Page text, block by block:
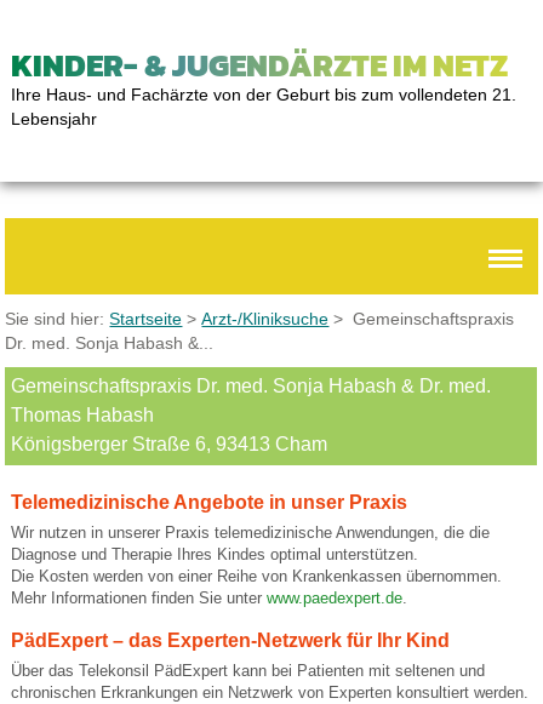
KINDER- & JUGENDÄRZTE IM NETZ
Ihre Haus- und Fachärzte von der Geburt bis zum vollendeten 21.
Lebensjahr
Sie sind hier:Startseite >Arzt-/Kliniksuche > Gemeinschaftspraxis
Dr. med. Sonja Habash &...
Gemeinschaftspraxis Dr. med. Sonja Habash & Dr. med.
Thomas Habash
Königsberger Straße 6, 93413 Cham
Telemedizinische Angebote in unser Praxis
Wir nutzen in unserer Praxis telemedizinische Anwendungen, die die
Diagnose und Therapie Ihres Kindes optimal unterstützen.
Die Kosten werden von einer Reihe von Krankenkassen übernommen.
Mehr Informationen finden Sie unter www.paedexpert.de.
PädExpert – das Experten-Netzwerk für Ihr Kind
Über das Telekonsil PädExpert kann bei Patienten mit seltenen und
chronischen Erkrankungen ein Netzwerk von Experten konsultiert werden.